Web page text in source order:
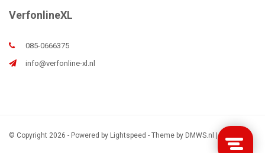
VerfonlineXL
085-0666375
info@verfonline-xl.nl
© Copyright 2026 - Powered by Lightspeed - Theme by DMWS.nl |Sitemap